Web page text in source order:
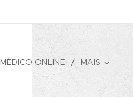
MÉDICO ONLINE MAIS